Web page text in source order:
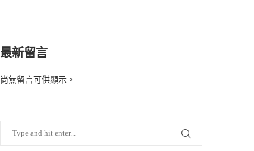
最新留言
尚無留言可供顯示。